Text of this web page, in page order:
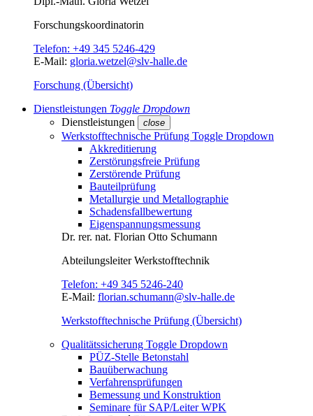
Forschungs­koordinatorin
Telefon: +49 345 5246-429
E-Mail: gloria.wetzel@slv-halle.de
Forschung (Übersicht)
Dienstleistungen Toggle Dropdown
Dienstleistungen
close
Werkstofftechnische Prüfung Toggle Dropdown
Akkreditierung
Zerstörungsfreie Prüfung
Zerstörende Prüfung
Bauteilprüfung
Metallurgie und Metallographie
Schadensfallbewertung
Eigenspannungsmessung
Dr. rer. nat. Florian Otto Schumann
AbteilungsleiterWerkstofftechnik
Telefon: +49 345 5246-240
E-Mail: florian.schumann@slv-halle.de
Werkstofftechnische Prüfung (Übersicht)
Qualitätssicherung Toggle Dropdown
PÜZ-Stelle Betonstahl
Bauüberwachung
Verfahrensprüfungen
Bemessung und Konstruktion
Seminare für SAP/Leiter WPK